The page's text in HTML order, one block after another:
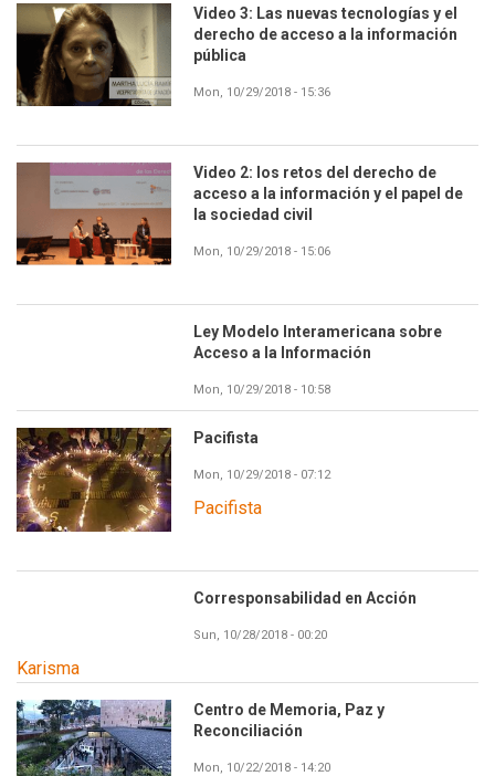
Video 3: Las nuevas tecnologías y el
derecho de acceso a la información
pública
Mon, 10/29/2018 - 15:36
Video 2: los retos del derecho de
acceso a la información y el papel de
la sociedad civil
Mon, 10/29/2018 - 15:06
Ley Modelo Interamericana sobre
Acceso a la Información
Mon, 10/29/2018 - 10:58
Pacifista
Mon, 10/29/2018 - 07:12
Pacifista
Corresponsabilidad en Acción
Sun, 10/28/2018 - 00:20
Karisma
Centro de Memoria, Paz y
Reconciliación
Mon, 10/22/2018 - 14:20